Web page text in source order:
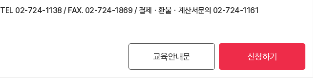
TEL 02-724-1138 / FAX. 02-724-1869 / 결제ㆍ환불ㆍ계산서문의 02-724-1161
교육안내문 신청하기